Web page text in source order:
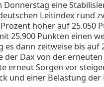
Donnerstag eine
Leitindex rund
höher auf 25.050
25.900 Punkten einen
dann zeitweise bis auf
der Dax von der
erneut Sorgen vor
und einer Belastung der